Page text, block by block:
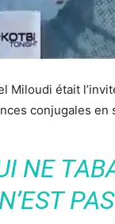
Miloudi était
conjugales
NE
N’EST